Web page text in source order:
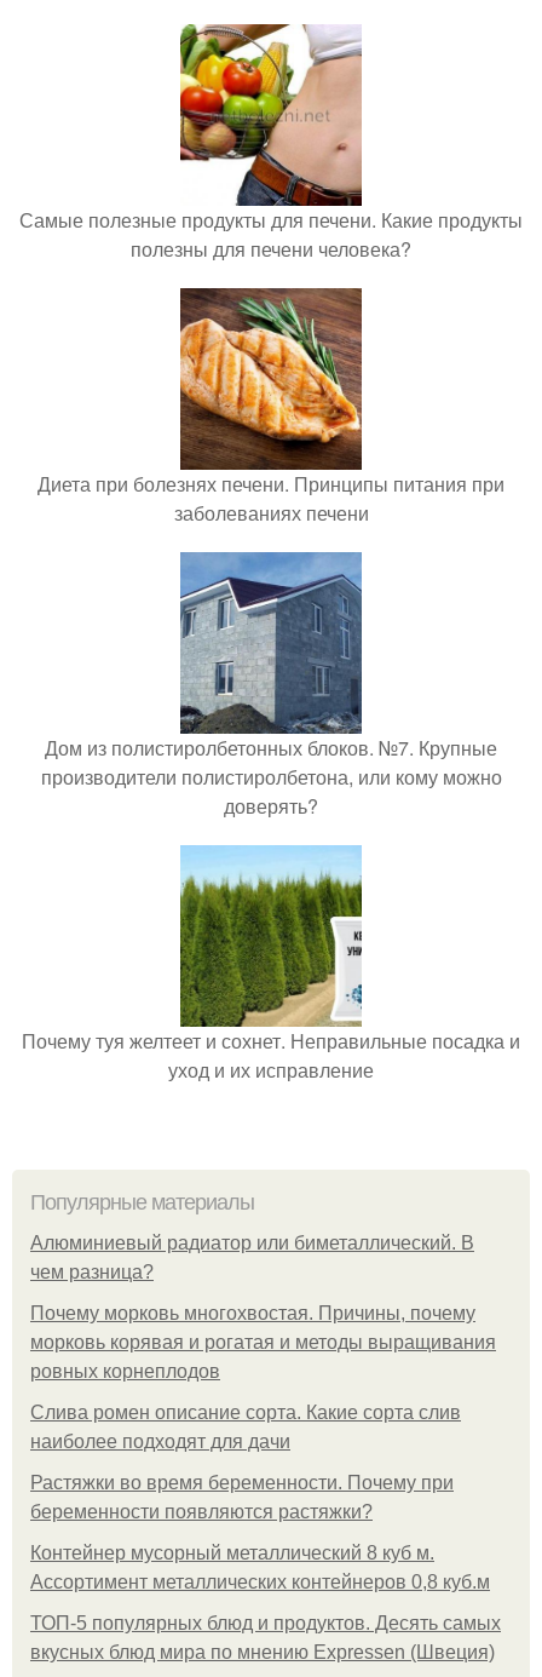
Самые полезные продукты для печени. Какие продукты
полезны для печени человека?
Диета при болезнях печени. Принципы питания при
заболеваниях печени
Дом из полистиролбетонных блоков. №7. Крупные
производители полистиролбетона, или кому можно
доверять?
Почему туя желтеет и сохнет. Неправильные посадка и
уход и их исправление
Популярные материалы
Алюминиевый радиатор или биметаллический. В
чем разница?
Почему морковь многохвостая. Причины, почему
морковь корявая и рогатая и методы выращивания
ровных корнеплодов
Слива ромен описание сорта. Какие сорта слив
наиболее подходят для дачи
Растяжки во время беременности. Почему при
беременности появляются растяжки?
Контейнер мусорный металлический 8 куб м.
Ассортимент металлических контейнеров 0,8 куб.м
ТОП-5 популярных блюд и продуктов. Десять самых
вкусных блюд мира по мнению Expressen (Швеция)